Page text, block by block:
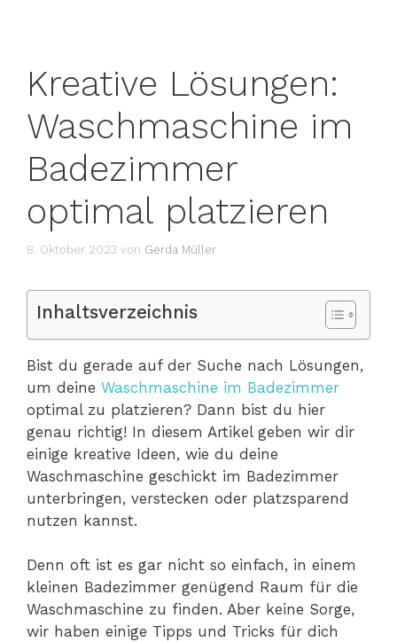
Kreative Lösungen:
Waschmaschine im
Badezimmer
optimal platzieren
8. Oktober 2023 von Gerda Müller
Inhaltsverzeichnis
Bist du gerade auf der Suche nach Lösungen,
um deine Waschmaschine im Badezimmer
optimal zu platzieren? Dann bist du hier
genau richtig! In diesem Artikel geben wir dir
einige kreative Ideen, wie du deine
Waschmaschine geschickt im Badezimmer
unterbringen, verstecken oder platzsparend
nutzen kannst.
Denn oft ist es gar nicht so einfach, in einem
kleinen Badezimmer genügend Raum für die
Waschmaschine zu finden. Aber keine Sorge,
wir haben einige Tipps und Tricks für dich